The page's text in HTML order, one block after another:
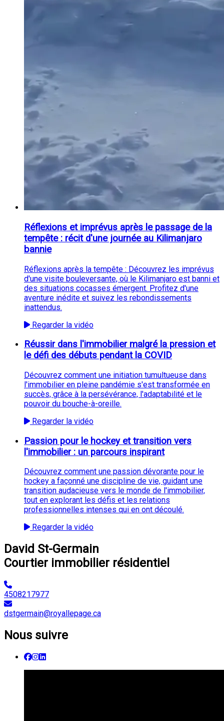
Réflexions et imprévus après le passage de la
tempête : récit d'une journée au Kilimanjaro
bannie
Réflexions après la tempête : Découvrez les imprévus
d'une visite bouleversante, où le Kilimanjaro est banni et
des situations cocasses émergent. Profitez d'une
aventure inédite et suivez les rebondissements
inattendus.
Regarder la vidéo
Réussir dans l'immobilier malgré la pression et
le défi des débuts pendant la COVID
Découvrez comment une initiation tumultueuse dans
l'immobilier en pleine pandémie s'est transformée en
succès, grâce à la persévérance, l'adaptabilité et le
pouvoir du bouche-à-oreille.
Regarder la vidéo
Passion pour le hockey et transition vers
l'immobilier : un parcours inspirant
Découvrez comment une passion dévorante pour le
hockey a façonné une discipline de vie, guidant une
transition audacieuse vers le monde de l'immobilier,
tout en explorant les défis et les relations
professionnelles intenses qui en ont découlé.
Regarder la vidéo
David St-Germain
Courtier immobilier résidentiel
4508217977
dstgermain@royallepage.ca
Nous suivre